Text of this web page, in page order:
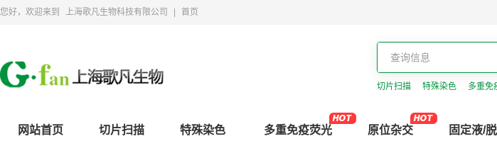
您好，欢迎来到 上海歌凡生物科技有限公司 首页
切片扫描 特殊染色 多重免
网站首页 切片扫描 特殊染色 多重免疫荧光 原位杂交 固定液/